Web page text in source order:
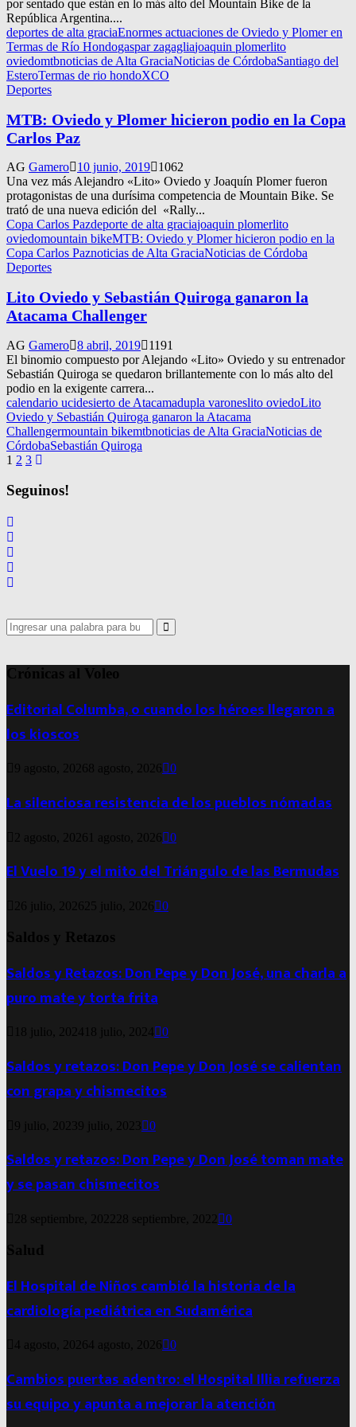
por sentado que están en lo más alto del Mountain Bike de la
República Argentina....
deportes de alta graciaEnormes actuaciones de Oviedo y Plomer en
Termas de Río Hondogaspar zagagliajoaquin plomerlito
oviedomtbnoticias de Alta GraciaNoticias de CórdobaSantiago del
EsteroTermas de rio hondoXCO
Deportes
MTB: Oviedo y Plomer hicieron podio en la Copa
Carlos Paz
AG Gamero 10 junio, 2019
1062
Una vez más Alejandro «Lito» Oviedo y Joaquín Plomer fueron
protagonistas de una durísima competencia de Mountain Bike. Se
trató de una nueva edición del «Rally...
Copa Carlos Pazdeporte de alta graciajoaquin plomerlito
oviedomountain bikeMTB: Oviedo y Plomer hicieron podio en la
Copa Carlos Paznoticias de Alta GraciaNoticias de Córdoba
Deportes
Lito Oviedo y Sebastián Quiroga ganaron la
Atacama Challenger
AG Gamero 8 abril, 2019
1191
El binomio compuesto por Alejando «Lito» Oviedo y su entrenador
Sebastián Quiroga se quedaron brillantemente con lo más alto del
podio en la exigente carrera...
calendario ucidesierto de Atacamadupla varoneslito oviedoLito
Oviedo y Sebastián Quiroga ganaron la Atacama
Challengermountain bikemtbnoticias de Alta GraciaNoticias de
CórdobaSebastián Quiroga
Navegación
de
entradas
1 2 3
Seguinos!
Search
for:
Search
Crónicas al Voleo
Editorial Columba, o cuando los héroes llegaron a
los kioscos
9 agosto, 20268 agosto, 2026 0
La silenciosa resistencia de los pueblos nómadas
2 agosto, 2026 1 agosto, 2026 0
El Vuelo 19 y el mito del Triángulo de las Bermudas
26 julio, 2026 25 julio, 2026 0
Saldos y Retazos
Saldos y Retazos: Don Pepe y Don José, una charla a
puro mate y torta frita
18 julio, 2024 18 julio, 2024 0
Saldos y retazos: Don Pepe y Don José se calientan
con grapa y chismecitos
9 julio, 20239 julio, 2023 0
Saldos y retazos: Don Pepe y Don José toman mate
y se pasan chismecitos
28 septiembre, 2022 28 septiembre, 2022 0
Salud
El Hospital de Niños cambió la historia de la
cardiología pediátrica en Sudamérica
4 agosto, 20264 agosto, 2026 0
Cambios puertas adentro: el Hospital Illia refuerza
su equipo y apunta a mejorar la atención